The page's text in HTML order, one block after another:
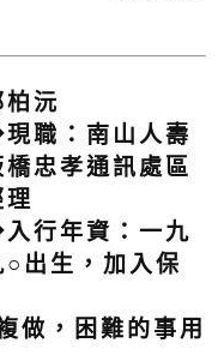
柏沅
職：南山人壽
橋忠孝通訊處區
理
行年資：一九
○出生，加入保
做，困難的事用